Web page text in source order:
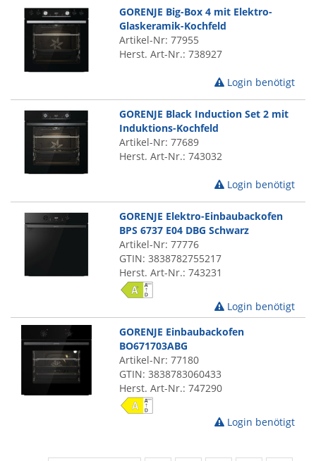
GORENJE Big-Box 4 mit Elektro-
Glaskeramik-Kochfeld
Artikel-Nr: 77955
Herst. Art-Nr.: 738927
Login benötigt
GORENJE Black Induction Set 2 mit
Induktions-Kochfeld
Artikel-Nr: 77689
Herst. Art-Nr.: 743032
Login benötigt
GORENJE Elektro-Einbaubackofen
BPS 6737 E04 DBG Schwarz
Artikel-Nr: 77776
GTIN: 3838782755217
Herst. Art-Nr.: 743231
Login benötigt
GORENJE Einbaubackofen
BO671703ABG
Artikel-Nr: 77180
GTIN: 3838783060433
Herst. Art-Nr.: 747290
Login benötigt